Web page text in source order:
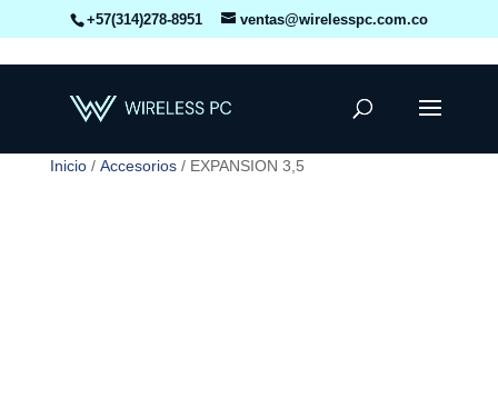
+57(314)278-8951 ventas@wirelesspc.com.co
Inicio/ Accesorios/ EXPANSION 3,5